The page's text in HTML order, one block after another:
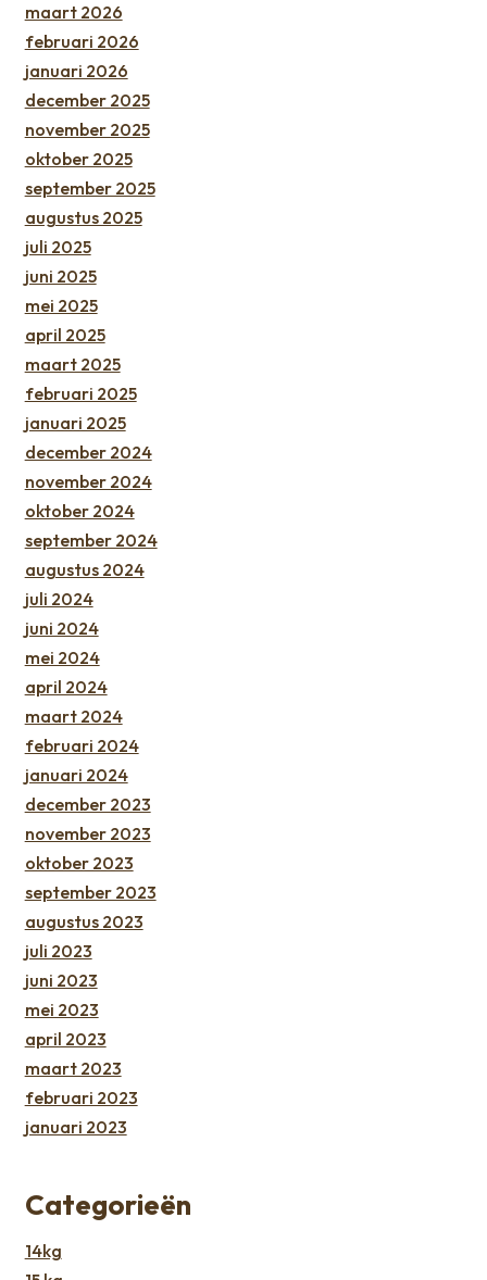
maart 2026
februari 2026
januari 2026
december 2025
november 2025
oktober 2025
september 2025
augustus 2025
juli 2025
juni 2025
mei 2025
april 2025
maart 2025
februari 2025
januari 2025
december 2024
november 2024
oktober 2024
september 2024
augustus 2024
juli 2024
juni 2024
mei 2024
april 2024
maart 2024
februari 2024
januari 2024
december 2023
november 2023
oktober 2023
september 2023
augustus 2023
juli 2023
juni 2023
mei 2023
april 2023
maart 2023
februari 2023
januari 2023
Categorieën
14kg